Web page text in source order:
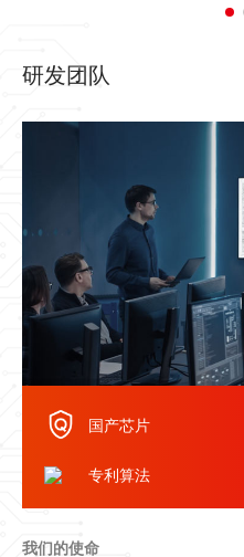
研发团队
国产芯片
专利算法
我们的使命